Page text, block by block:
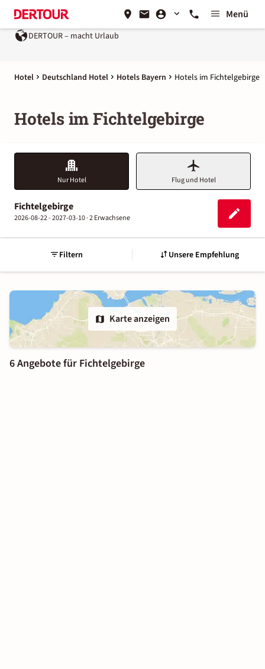
Menü
DERTOUR – macht Urlaub
Hotel Deutschland Hotel Hotels Bayern Hotels im Fichtelgebirge
Hotels im Fichtelgebirge
Nur Hotel Flug und Hotel
Fichtelgebirge
2026-08-22 - 2027-03-10 ·2 Erwachsene
Filtern Unsere Empfehlung
Karte anzeigen
6 Angebote für Fichtelgebirge